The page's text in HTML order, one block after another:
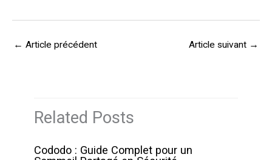
← Article précédent Article suivant →
Related Posts
Cododo : Guide Complet pour un